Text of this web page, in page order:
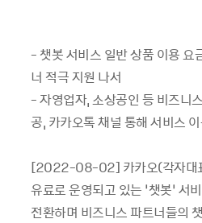
- 챗봇 서비스 일반 상품 이용 요
너 적극 지원 나서
- 자영업자, 소상공인 등 비즈니
공, 카카오톡 채널 통해 서비스
[2022-08-02] 카카오(각자대
유료로 운영되고 있는 ‘챗봇’ 서
전환하며 비즈니스 파트너들의